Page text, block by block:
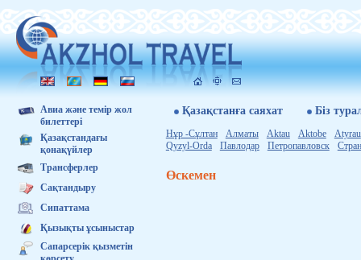
Қазақстанға саяхат Бiз
Авиа және темір жол
билеттері
Қазақстандағы
қонақүйлер
Трансферлер
Сақтандыру
Сипаттама
Қызықты ұсыныстар
Сапарсерік қызметін
Нұр -Сұлтан Алматы Aktau Aktobe
Atyrau
Qyzyl-Orda
Павлодар Петропавловск
Өскемен